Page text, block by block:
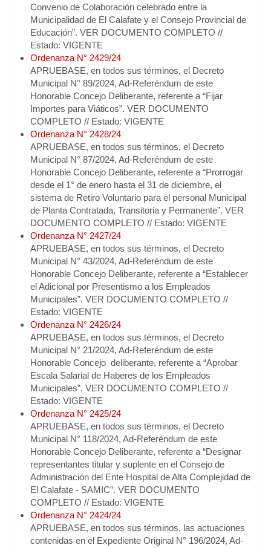
Convenio de Colaboración celebrado entre la
Municipalidad de El Calafate y el Consejo Provincial de
Educación”. VER DOCUMENTO COMPLETO //
Estado: VIGENTE
Ordenanza N° 2429/24
APRUEBASE, en todos sus términos, el Decreto
Municipal N° 89/2024, Ad-Referéndum de este
Honorable Concejo Deliberante, referente a “Fijar
Importes para Viáticos”. VER DOCUMENTO
COMPLETO // Estado: VIGENTE
Ordenanza N° 2428/24
APRUEBASE, en todos sus términos, el Decreto
Municipal N° 87/2024, Ad-Referéndum de este
Honorable Concejo Deliberante, referente a “Prorrogar
desde el 1° de enero hasta el 31 de diciembre, el
sistema de Retiro Voluntario para el personal Municipal
de Planta Contratada, Transitoria y Permanente”. VER
DOCUMENTO COMPLETO // Estado: VIGENTE
Ordenanza N° 2427/24
APRUEBASE, en todos sus términos, el Decreto
Municipal N° 43/2024, Ad-Referéndum de este
Honorable Concejo Deliberante, referente a “Establecer
el Adicional por Presentismo a los Empleados
Municipales”. VER DOCUMENTO COMPLETO //
Estado: VIGENTE
Ordenanza N° 2426/24
APRUEBASE, en todos sus términos, el Decreto
Municipal N° 21/2024, Ad-Referéndum de este
Honorable Concejo deliberante, referente a “Aprobar
Escala Salarial de Haberes de los Empleados
Municipales”. VER DOCUMENTO COMPLETO //
Estado: VIGENTE
Ordenanza N° 2425/24
APRUEBASE, en todos sus términos, el Decreto
Municipal N° 118/2024, Ad-Referéndum de este
Honorable Concejo Deliberante, referente a “Designar
representantes titular y suplente en el Consejo de
Administración del Ente Hospital de Alta Complejidad de
El Calafate - SAMIC”. VER DOCUMENTO
COMPLETO // Estado: VIGENTE
Ordenanza N° 2424/24
APRUEBASE, en todos sus términos, las actuaciones
contenidas en el Expediente Original N° 196/2024, Ad-